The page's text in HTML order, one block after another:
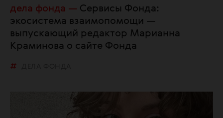
дела фонда
Сервисы Фонда:
экосистема взаимопомощи —
выпускающий редактор Марианна
Краминова о сайте Фонда